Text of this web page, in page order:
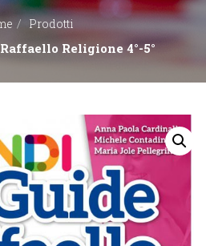
Prodotti
Religione 4°-5°